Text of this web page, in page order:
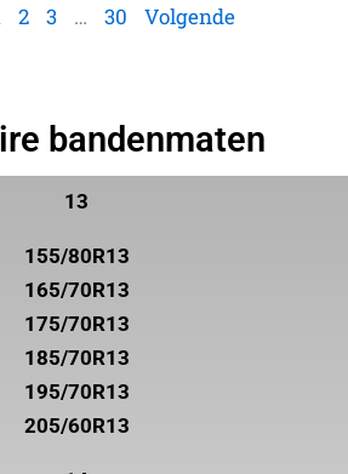
2 3 … 30 Volgende
bandenmaten
13
155/80R13
165/70R13
175/70R13
185/70R13
195/70R13
205/60R13